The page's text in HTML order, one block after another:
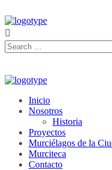
Inicio
Nosotros
Historia
Proyectos
Murciélagos de la
Murciteca
Contacto